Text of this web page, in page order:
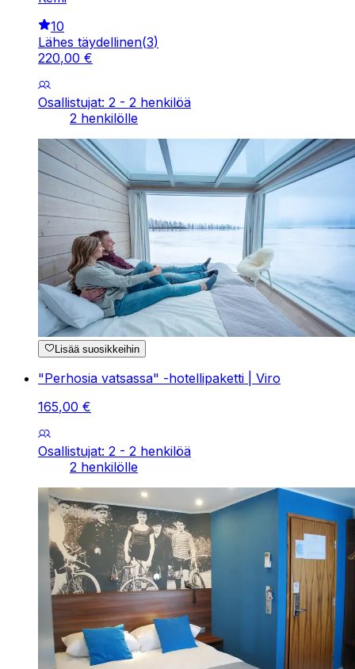
10
Lähes täydellinen(3)
220,00 €
Osallistujat: 2 - 2 henkilöä
2 henkilölle
Lisää suosikkeihin
"Perhosia vatsassa" -hotellipaketti | Viro
165,00 €
Osallistujat: 2 - 2 henkilöä
2 henkilölle